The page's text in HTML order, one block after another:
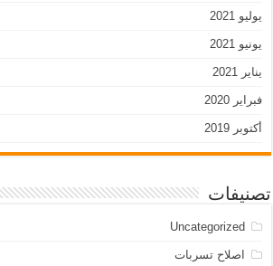
يوليو 2021
يونيو 2021
يناير 2021
فبراير 2020
أكتوبر 2019
تصنيفات
Uncategorized
اصلاح تسربات